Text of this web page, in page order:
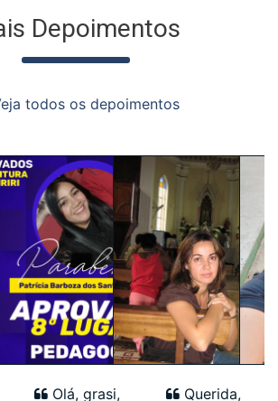
Depoimentos
todos os depoimentos
Olá, grasi,
Querida,